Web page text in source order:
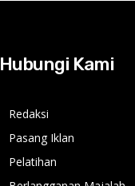
Hubungi Kami
Redaksi
Pasang Iklan
Pelatihan